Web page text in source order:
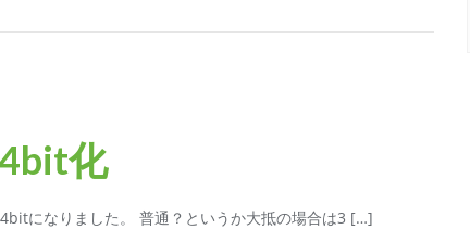
化
になりました。 普通？というか大抵の場合は3 […]